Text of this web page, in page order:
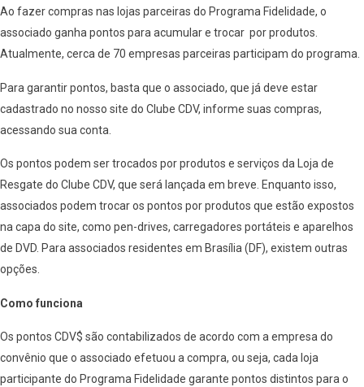
Ao fazer compras nas lojas parceiras do Programa Fidelidade, o
associado ganha pontos para acumular e trocar por produtos.
Atualmente, cerca de 70 empresas parceiras participam do programa.
Para garantir pontos, basta que o associado, que já deve estar
cadastrado no nosso site do Clube CDV, informe suas compras,
acessando sua conta.
Os pontos podem ser trocados por produtos e serviços da Loja de
Resgate do Clube CDV, que será lançada em breve. Enquanto isso,
associados podem trocar os pontos por produtos que estão expostos
na capa do site, como pen-drives, carregadores portáteis e aparelhos
de DVD. Para associados residentes em Brasília (DF), existem outras
opções.
Como funciona
Os pontos CDV$ são contabilizados de acordo com a empresa do
convênio que o associado efetuou a compra, ou seja, cada loja
participante do Programa Fidelidade garante pontos distintos para o